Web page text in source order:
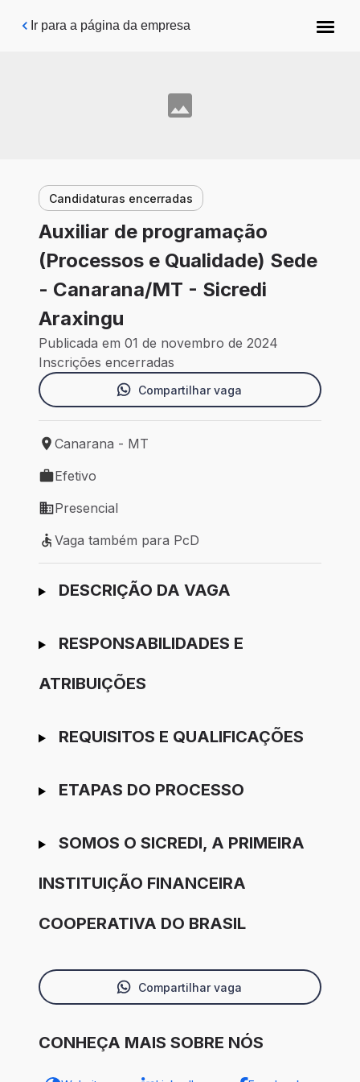
Pular para o conteúdo principal
Ir para a página da empresa
Candidaturas encerradas
Auxiliar de programação
(Processos e Qualidade) Sede
- Canarana/MT - Sicredi
Araxingu
Publicada em 01 de novembro de 2024
Inscrições encerradas
Compartilhar vaga
Local de trabalho: Canarana - MT
Canarana - MT
Tipo de vaga: Efetivo
Efetivo
Modelo de trabalho: Presencial
Presencial
Vaga também para PcD
Vaga também para PcD
Ir para candidatura
DESCRIÇÃO DA VAGA
RESPONSABILIDADES E
ATRIBUIÇÕES
REQUISITOS E QUALIFICAÇÕES
ETAPAS DO PROCESSO
SOMOS O SICREDI, A PRIMEIRA
INSTITUIÇÃO FINANCEIRA
COOPERATIVA DO BRASIL
Compartilhar vaga
CONHEÇA MAIS SOBRE NÓS